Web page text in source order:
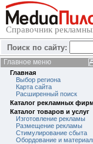
Справочник
Поиск по сайту:
Главное меню
Главная
Выбор региона
Карта сайта
Расширенный поиск
Каталог рекламных
Каталог товаров и услуг
Изготовление рекламы
Размещение рекламы
Стимулирование сбыта
Обордование и